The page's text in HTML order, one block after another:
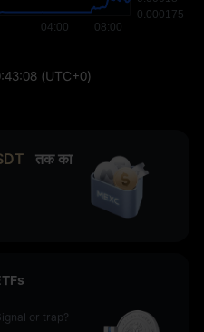
(UTC+0)
तक का
or trap?